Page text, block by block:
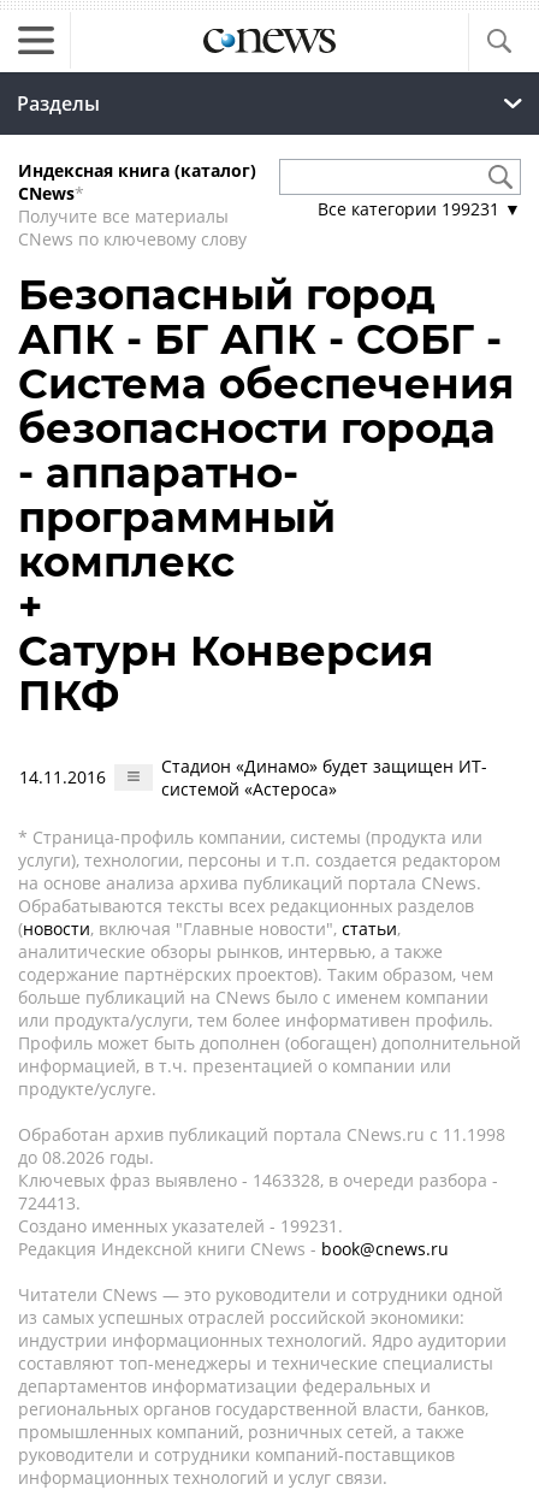
Разделы
Индексная книга (каталог)
CNews*
Получите все материалы
CNews по ключевому слову
Все категории 199231 ▼
Безопасный город
АПК - БГ АПК - СОБГ -
Система обеспечения
безопасности города
- аппаратно-
программный
комплекс
+
Сатурн Конверсия
ПКФ
14.11.2016
Стадион «Динамо» будет защищен ИТ-
системой «Астероса»
* Страница-профиль компании, системы (продукта или
услуги), технологии, персоны и т.п. создается редактором
на основе анализа архива публикаций портала CNews.
Обрабатываются тексты всех редакционных разделов
(новости, включая "Главные новости", статьи,
аналитические обзоры рынков, интервью, а также
содержание партнёрских проектов). Таким образом, чем
больше публикаций на CNews было с именем компании
или продукта/услуги, тем более информативен профиль.
Профиль может быть дополнен (обогащен) дополнительной
информацией, в т.ч. презентацией о компании или
продукте/услуге.
Обработан архив публикаций портала CNews.ru c 11.1998
до 08.2026 годы.
Ключевых фраз выявлено - 1463328, в очереди разбора -
724413.
Создано именных указателей - 199231.
Редакция Индексной книги CNews - book@cnews.ru
Читатели CNews — это руководители и сотрудники одной
из самых успешных отраслей российской экономики:
индустрии информационных технологий. Ядро аудитории
составляют топ-менеджеры и технические специалисты
департаментов информатизации федеральных и
региональных органов государственной власти, банков,
промышленных компаний, розничных сетей, а также
руководители и сотрудники компаний-поставщиков
информационных технологий и услуг связи.